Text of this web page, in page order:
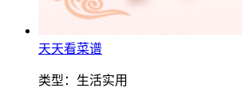
天天看菜谱
类型： 生活实用